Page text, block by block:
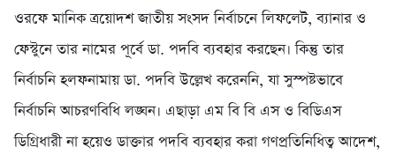
ওরফে মানিক ত্রয়োদশ জাতীয় সংসদ নির্বাচনে লিফলেট, ব্যানার ও
ফেস্টুনে তার নামের পূর্বে ডা. পদবি ব্যবহার করছেন। কিন্তু তার
নির্বাচনি হলফনামায় ডা. পদবি উল্লেখ করেননি, যা সুস্পষ্টভাবে
নির্বাচনি আচরণবিধি লঙ্ঘন। এছাড়া এম বি বি এস ও বিডিএস
ডিগ্রিধারী না হয়েও ডাক্তার পদবি ব্যবহার করা গণপ্রতিনিধিত্ব আদেশ,